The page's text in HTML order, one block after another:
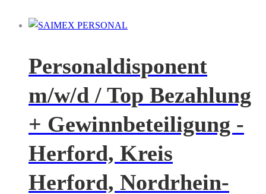
Personaldisponent
m/w/d / Top Bezahlung
+ Gewinnbeteiligung -
Herford, Kreis
Herford, Nordrhein-